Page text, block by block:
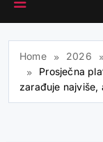
Home 2026
Prosječna
zarađuje najviše,